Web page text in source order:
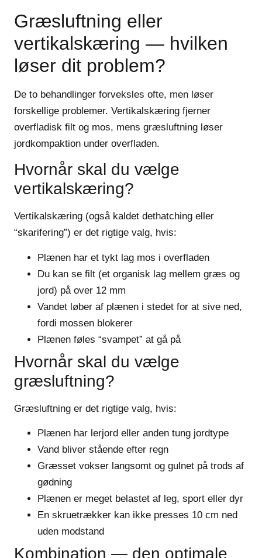
Græsluftning eller
vertikalskæring — hvilken
løser dit problem?
De to behandlinger forveksles ofte, men løser
forskellige problemer. Vertikalskæring fjerner
overfladisk filt og mos, mens græsluftning løser
jordkompaktion under overfladen.
Hvornår skal du vælge
vertikalskæring?
Vertikalskæring (også kaldet dethatching eller
“skarifering”) er det rigtige valg, hvis:
Plænen har et tykt lag mos i overfladen
Du kan se filt (et organisk lag mellem græs og
jord) på over 12 mm
Vandet løber af plænen i stedet for at sive ned,
fordi mossen blokerer
Plænen føles “svampet” at gå på
Hvornår skal du vælge
græsluftning?
Græsluftning er det rigtige valg, hvis:
Plænen har lerjord eller anden tung jordtype
Vand bliver stående efter regn
Græsset vokser langsomt og gulnet på trods af
gødning
Plænen er meget belastet af leg, sport eller dyr
En skruetrækker kan ikke presses 10 cm ned
uden modstand
Kombination — den optimale